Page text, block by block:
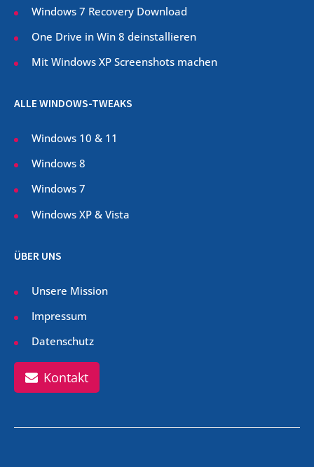
Windows 7 Recovery Download
One Drive in Win 8 deinstallieren
Mit Windows XP Screenshots machen
ALLE WINDOWS-TWEAKS
Windows 10 & 11
Windows 8
Windows 7
Windows XP & Vista
ÜBER UNS
Unsere Mission
Impressum
Datenschutz
Kontakt